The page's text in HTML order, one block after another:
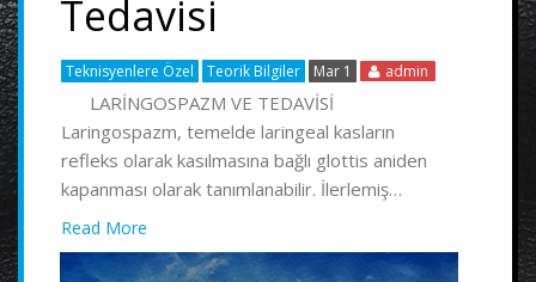
Tedavisi
Teknisyenlere Özel Teorik Bilgiler Mar 1 admin
LARİNGOSPAZM VE TEDAVİSİ
Laringospazm, temelde laringeal kasların
refleks olarak kasılmasına bağlı glottis aniden
kapanması olarak tanımlanabilir. İlerlemiş…
Read More